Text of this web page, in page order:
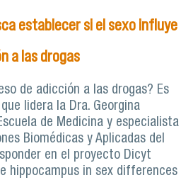
establecer si el sexo influye
a las drogas
de adicción a las drogas? Es
lidera la Dra. Georgina
de Medicina y especialista
Biomédicas y Aplicadas del
en el proyecto Dicyt
hippocampus in sex differences